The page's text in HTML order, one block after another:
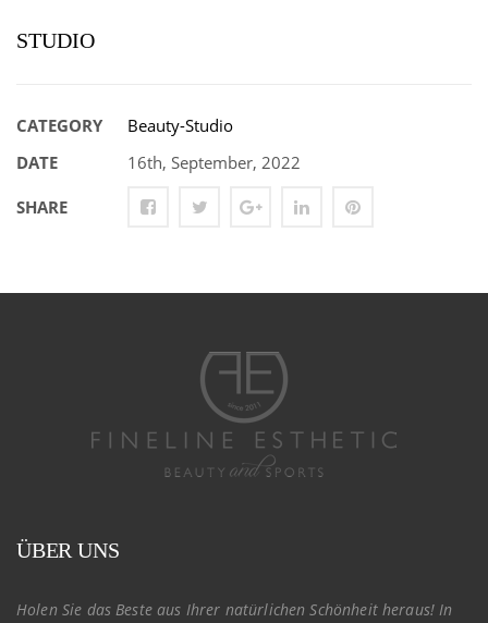
STUDIO
CATEGORY
Beauty-Studio
DATE
16th, September, 2022
SHARE
ÜBER UNS
Holen Sie das Beste aus Ihrer natürlichen Schönheit heraus! In